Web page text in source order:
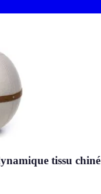
tissu chiné